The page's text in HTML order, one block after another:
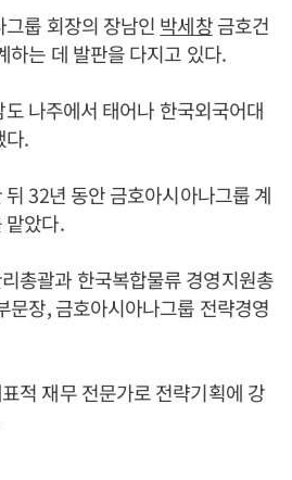
룹 회장의 장남인 박세창금호건
하는 데 발판을 다지고 있다.
나주에서 태어나 한국외국어대
다.
32년 동안 금호아시아나그룹 계
맡았다.
총괄과 한국복합물류 경영지원총
문장, 금호아시아나그룹 전략경영
적 재무 전문가로 전략기획에 강